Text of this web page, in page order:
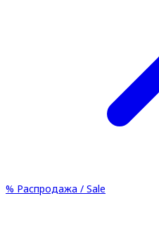
% Распродажа / Sale